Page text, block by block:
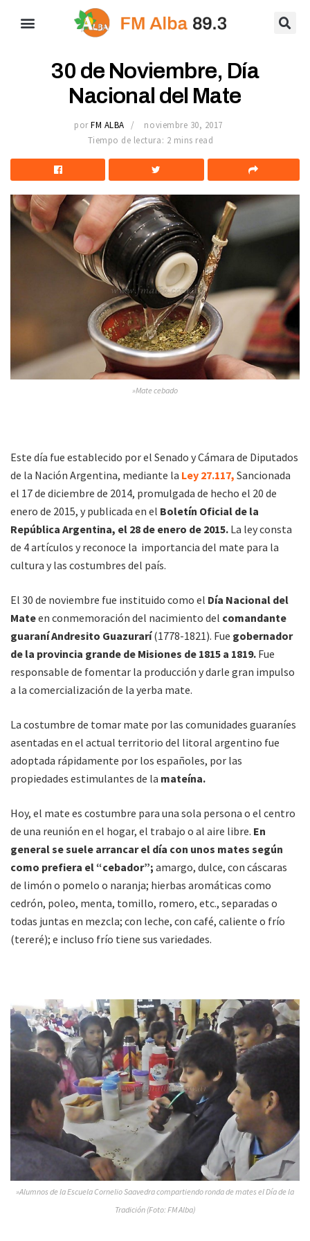
30 de Noviembre, Día
Nacional del Mate
por FM ALBA
noviembre 30, 2017
Tiempo de lectura: 2 mins read
»Mate cebado
Este día fue establecido por el Senado y Cámara de Diputados
de la Nación Argentina, mediante la Ley 27.117,​ Sancionada
el 17 de diciembre de 2014, promulgada de hecho el 20 de
enero de 2015, y publicada en el Boletín Oficial de la
República Argentina, el 28 de enero de 2015. La ley consta
de 4 artículos y reconoce la importancia del mate para la
cultura y las costumbres del país.
El 30 de noviembre fue instituido como el Día Nacional del
Mateen conmemoración del nacimiento del comandante
guaraní Andresito Guazurarí(1778-1821). Fue gobernador
de la provincia grande de Misiones de 1815 a 1819. Fue
responsable de fomentar la producción y darle gran impulso
a la comercialización de la yerba mate.
La costumbre de tomar mate por las comunidades guaraníes
asentadas en el actual territorio del litoral argentino fue
adoptada rápidamente por los españoles, por las
propiedades estimulantes de la mateína.
Hoy, el mate es costumbre para una sola persona o el centro
de una reunión en el hogar, el trabajo o al aire libre. En
general se suele arrancar el día con unos mates según
como prefiera el “cebador”; amargo, dulce, con cáscaras
de limón o pomelo o naranja; hierbas aromáticas como
cedrón, poleo, menta, tomillo, romero, etc., separadas o
todas juntas en mezcla; con leche, con café, caliente o frío
(tereré); e incluso frío tiene sus variedades.
»Alumnos de la Escuela Cornelio Saavedra compartiendo ronda de mates el Día de la
Tradición (Foto: FM Alba)